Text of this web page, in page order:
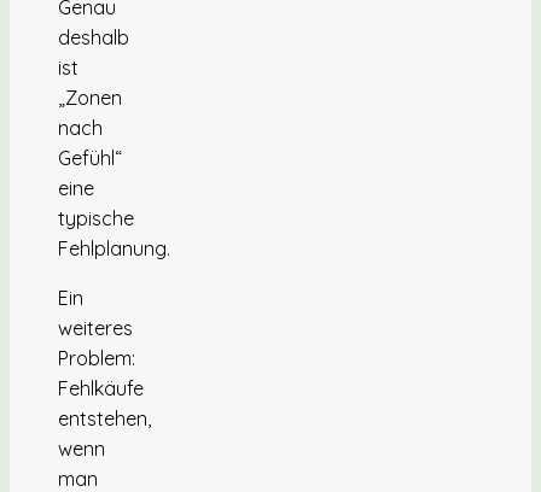
Genau
deshalb
ist
„Zonen
nach
Gefühl“
eine
typische
Fehlplanung.
Ein
weiteres
Problem:
Fehlkäufe
entstehen,
wenn
man